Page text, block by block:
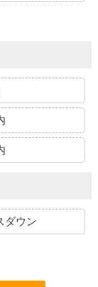
ダウン